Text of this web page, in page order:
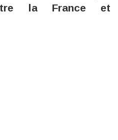
la France et